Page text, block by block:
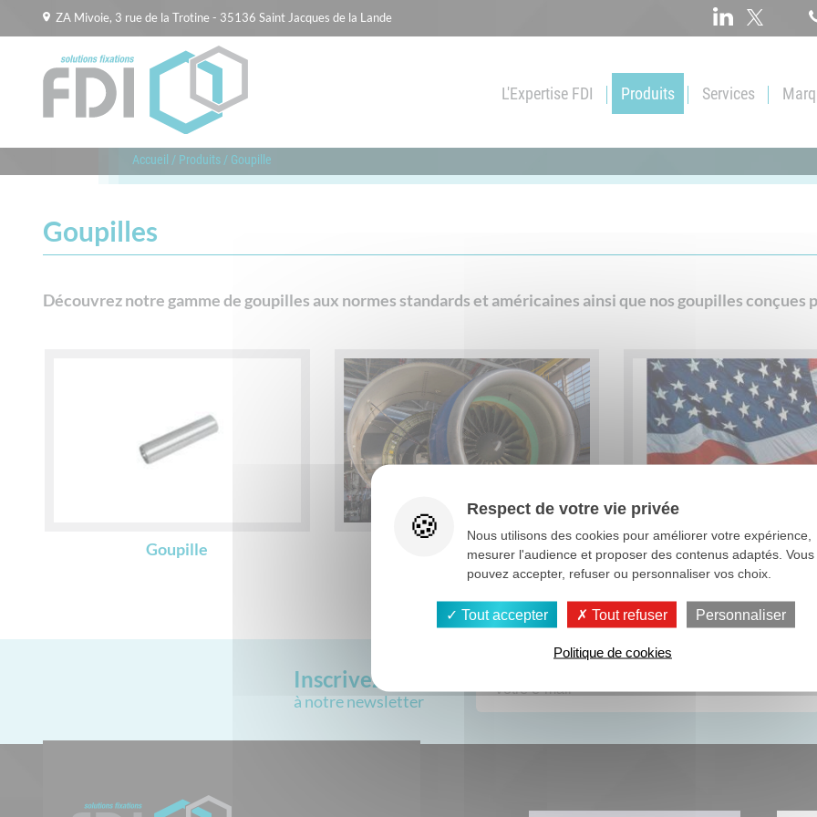
ZA Mivoie, 3 rue de la Trotine - 35136 Saint Jacques de la Lande
L'Expertise FDI
Service logistique
Démarche qualité
Produits
Ecrous
Tige filetée
Rivet
...
Voir tout
Services
Traitements de
Commande
Solution
Accueil / Produits/ Goupille
Goupilles
Découvrez notre gamme de goupilles aux normes standards et américaines ainsi que nos goupilles conçues
Goupille Goupille aéronautique Goupille
Inscrivez-vous
à notre newsletter
Respect de votre vie privée
Nous utilisons des cookies pour améliorer votre expérience,
mesurer l'audience et proposer des contenus adaptés. Vous
pouvez accepter, refuser ou personnaliser vos choix.
Tout accepter Tout refuser Personnaliser
Politique de cookies